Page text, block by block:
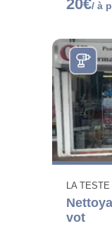
20€/ à
LA
vot